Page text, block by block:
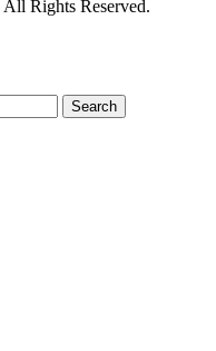
All Rights Reserved.
Search